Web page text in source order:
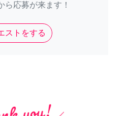
ら応募が来ます！
ストをする